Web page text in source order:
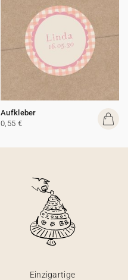
Aufkleber
0,55 €
Einzigartige